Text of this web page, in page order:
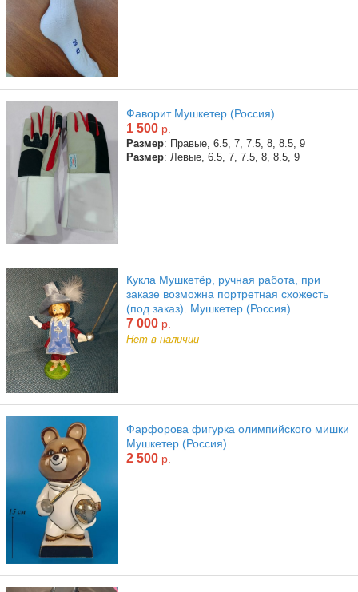
Фаворит Мушкетер (Россия)
1 500 р.
Размер: Правые, 6.5, 7, 7.5, 8, 8.5, 9
Размер: Левые, 6.5, 7, 7.5, 8, 8.5, 9
Кукла Мушкетёр, ручная работа, при
заказе возможна портретная схожесть
(под заказ). Мушкетер (Россия)
7 000 р.
Нет в наличии
Фарфорова фигурка олимпийского мишки
Мушкетер (Россия)
2 500 р.